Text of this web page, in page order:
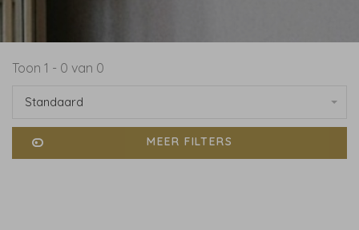
Toon 1 - 0 van 0
Standaard
MEER FILTERS